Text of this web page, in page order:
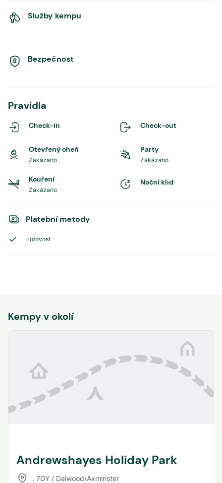
Služby kempu
Bezpečnost
Pravidla
Check-in Check-out
Otevřený oheň
Zakázano
Party
Zakázano
Kouření
Zakázano
Noční klid
Platební metody
Hotovost
Kempy v okolí
Andrewshayes Holiday Park
, 7DY / Dalwood/Axminster